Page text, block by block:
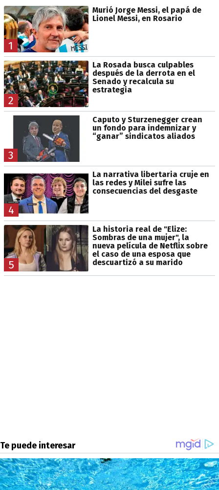
1
Murió Jorge Messi, el papá de
Lionel Messi, en Rosario
2
La Rosada busca culpables
después de la derrota en el
Senado y recalcula su
estrategia
3
Caputo y Sturzenegger crean
un fondo para indemnizar y
“ganar” sindicatos aliados
4
La narrativa libertaria cruje en
las redes y Milei sufre las
consecuencias del desgaste
5
La historia real de "Elize:
Sombras de una mujer", la
nueva película de Netflix sobre
el caso de una esposa que
descuartizó a su marido